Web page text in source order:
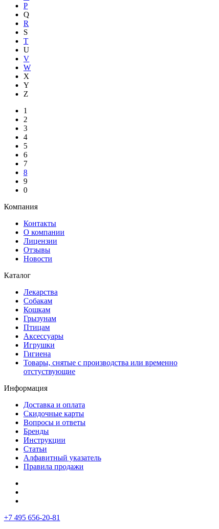
P
Q
R
S
T
U
V
W
X
Y
Z
1
2
3
4
5
6
7
8
9
0
Компания
Контакты
О компании
Лицензии
Отзывы
Новости
Каталог
Лекарства
Собакам
Кошкам
Грызунам
Птицам
Аксессуары
Игрушки
Гигиена
Товары, снятые с производства или временно
отстуствующие
Информация
Доставка и оплата
Скидочные карты
Вопросы и ответы
Бренды
Инструкции
Статьи
Алфавитный указатель
Правила продажи
+7 495 656-20-81